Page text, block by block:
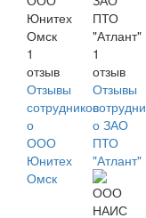
Юнитех
Омск
1
отзыв
Отзывы
сотрудников
о
ООО
Юнитех
Омск
ПТО
"Атлант"
1
отзыв
Отзывы
о ЗАО
ПТО
"Атлант"